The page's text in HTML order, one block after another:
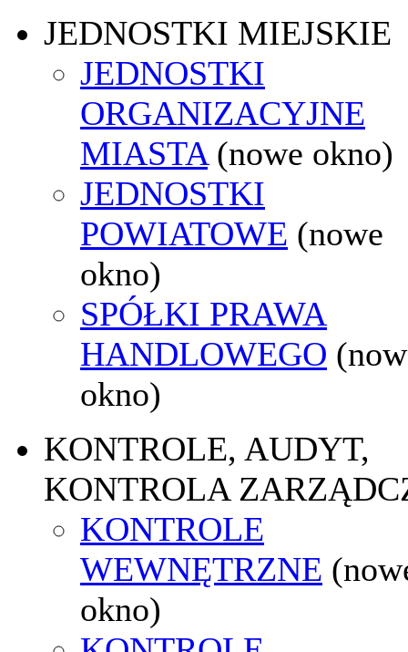
JEDNOSTKI MIEJSKIE
JEDNOSTKI
ORGANIZACYJNE
MIASTA (nowe okno)
JEDNOSTKI
POWIATOWE (nowe
okno)
SPÓŁKI PRAWA
HANDLOWEGO
okno)
KONTROLE, AUDYT,
KONTROLA
KONTROLE
WEWNĘTRZNE
okno)